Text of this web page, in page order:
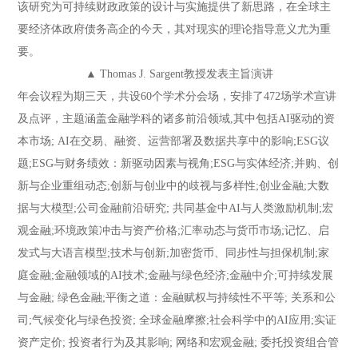
该研究为可持续财政政策的设计与实施提供了新思路，在全球主
要经济体政府债务高企的今天，其对现实的理论指导意义尤为重
要。
▲ Thomas J. Sargent教授发表主旨演讲
年会议程为期三天，共设60个学术分会场，安排了472场学术宣讲
及点评，主题涵盖金融学科的诸多前沿领域,其中包括AI驱动的资
本市场; AI在交易、融资、运营部署及数据共享中的影响;ESG议
题;ESG与财务绩效：新驱动因素与视角;ESG与实体经济;并购、创
新与企业重组动态;创新与创业中的歧视与多样性;创业金融;大数
据与大模型;公司金融前沿研究; 共同基金中AI与人类激励机制;宏
观金融;环境政策冲击与资产价格;汇率动态与货币市场;记忆、启
发式与大语言模型;技术与创新;加密货币、同步性与担保机制;家
庭金融;金融领域的AI技术;金融与绿色经济;金融中介;可持续发展
与金融; 绿色金融;平衡之道：金融赋权与持续性不平等; 关系和公
司;气候变化与绿色投资; 全球金融摩擦;社会科学中的AI应用;实证
资产定价; 投资者行为及其影响; 网络和宏观金融; 委托投资组合管